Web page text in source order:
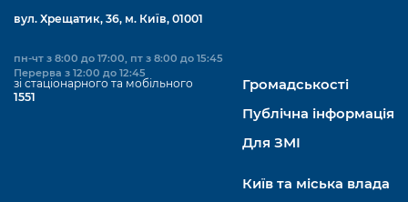
вул. Хрещатик, 36, м. Київ, 01001
пн-чт з 8:00 до 17:00, пт з 8:00 до 15:45
Перерва з 12:00 до 12:45
зі стаціонарного та мобільного
1551
Громадськості
Публічна інформація
Для ЗМІ
Київ та міська влада